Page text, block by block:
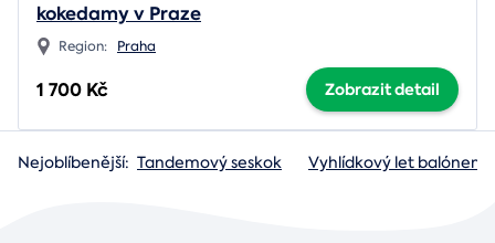
kokedamy v Praze
Region: Praha
1 700 Kč Zobrazit detail
Nejoblíbenější: Tandemový seskok Vyhlídkový let balónem